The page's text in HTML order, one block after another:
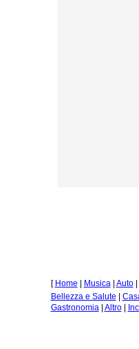
[ Home Musica| Auto|
Bellezza e Salute
Gastronomia| Altro|